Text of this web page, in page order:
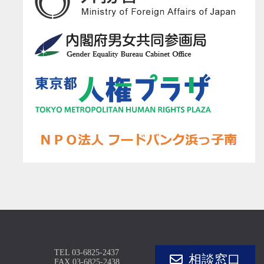
TEL 03-6825-2437
FAX 03-6825-2438
相談窓口